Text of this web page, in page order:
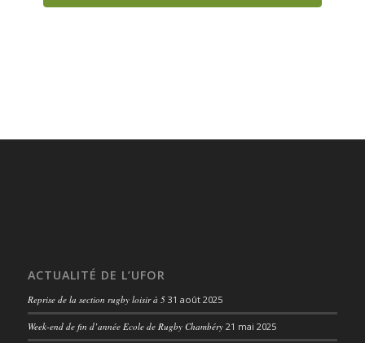
ACTUALITÉ DE L’UFOR
Reprise de la section rugby loisir à 5 31 août 2025
Week-end de fin d’année Ecole de Rugby Chambéry 21 mai 2025